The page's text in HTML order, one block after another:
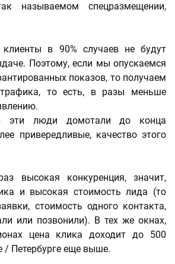
называемом спецразмещении,
клиенты в 90% случаев не будут
Поэтому, если мы опускаемся
показов, то получаем
то есть, в разы меньше
эти люди домотали до конца
привередливые, качество этого
высокая конкуренция, значит,
и высокая стоимость лида (то
стоимость одного контакта,
или позвонили). В тех же окнах,
цена клика доходит до 500
/ Петербурге еще выше.